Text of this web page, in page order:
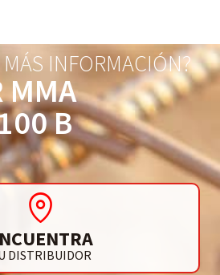
MÁS INFORMACIÓN?
MMA
B
DISTRIBUIDOR